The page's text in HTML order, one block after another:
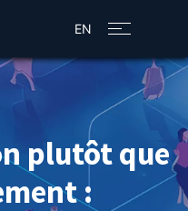
EN
plutôt que
: